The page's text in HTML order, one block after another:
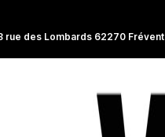
rue des Lombards 62270 Frévent